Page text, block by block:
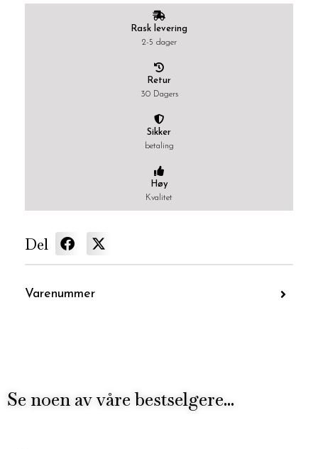
Rask levering
2-5 dager
Retur
30 Dagers
Sikker
betaling
Høy
Kvalitet
Del
Varenummer
Se noen av våre bestselgere...